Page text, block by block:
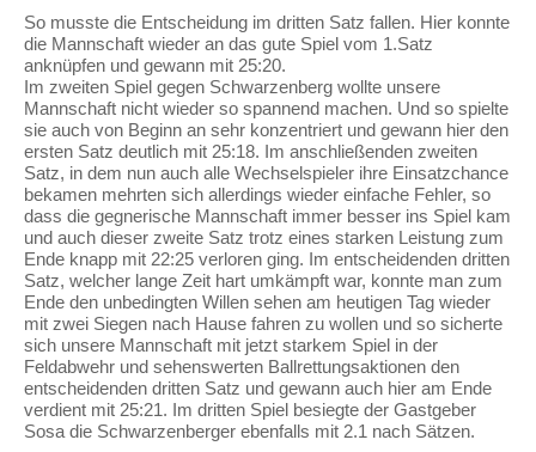
So musste die Entscheidung im dritten Satz fallen. Hier konnte
die Mannschaft wieder an das gute Spiel vom 1.Satz
anknüpfen und gewann mit 25:20.
Im zweiten Spiel gegen Schwarzenberg wollte unsere
Mannschaft nicht wieder so spannend machen. Und so spielte
sie auch von Beginn an sehr konzentriert und gewann hier den
ersten Satz deutlich mit 25:18. Im anschließenden zweiten
Satz, in dem nun auch alle Wechselspieler ihre Einsatzchance
bekamen mehrten sich allerdings wieder einfache Fehler, so
dass die gegnerische Mannschaft immer besser ins Spiel kam
und auch dieser zweite Satz trotz eines starken Leistung zum
Ende knapp mit 22:25 verloren ging. Im entscheidenden dritten
Satz, welcher lange Zeit hart umkämpft war, konnte man zum
Ende den unbedingten Willen sehen am heutigen Tag wieder
mit zwei Siegen nach Hause fahren zu wollen und so sicherte
sich unsere Mannschaft mit jetzt starkem Spiel in der
Feldabwehr und sehenswerten Ballrettungsaktionen den
entscheidenden dritten Satz und gewann auch hier am Ende
verdient mit 25:21. Im dritten Spiel besiegte der Gastgeber
Sosa die Schwarzenberger ebenfalls mit 2.1 nach Sätzen.